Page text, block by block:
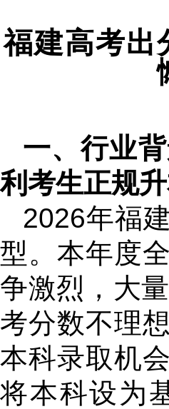
福建高考出
一、行业
利考生正规
2026年福
型。本年度
争激烈，大
考分数不理
本科录取机
将本科设为